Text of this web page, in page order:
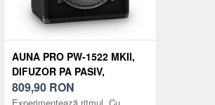
AUNA PRO PW-1522 MKII,
DIFUZOR PA PASIV,
SUBWOOFER 15 ', 400 W
RMS / 800 W MAX.
809,90 RON